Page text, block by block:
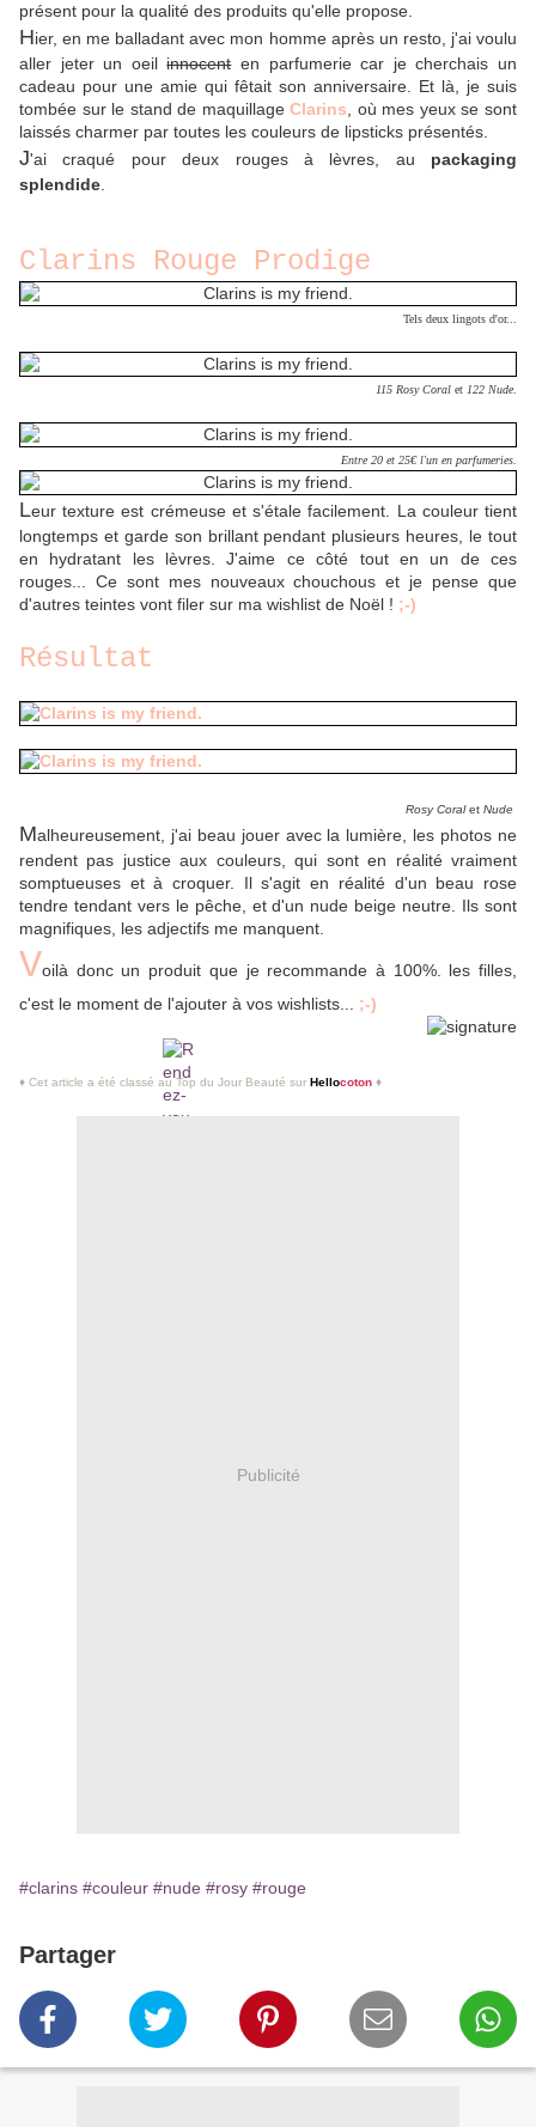
présent pour la qualité des produits qu'elle propose.
Hier, en me balladant avec mon homme après un resto, j'ai voulu
aller jeter un oeilinnocenten parfumerie car je cherchais un
cadeau pour une amie qui fêtait son anniversaire. Et là, je suis
tombée sur le stand de maquillageClarins , où mes yeux se sont
laissés charmer par toutes les couleurs de lipsticks présentés.
J'ai craqué pour deux rouges à lèvres, au packaging
splendide
Clarins Rouge Prodige
Tels deux lingots d'or...
115 Rosy Coral et 122 Nude
Entre 20 et 25€ l'un en parfumeries.
Leur texture est crémeuse et s'étale facilement. La couleur tient
longtemps et garde son brillant pendant plusieurs heures, le tout
en hydratant les lèvres. J'aime ce côté tout en un de ces
rouges... Ce sont mes nouveaux chouchous et je pense que
d'autres teintes vont filer sur ma wishlist de Noël ! ;-)
Résultat
Rosy Coralet Nude
Malheureusement, j'ai beau jouer avec la lumière, les photos ne
rendent pas justice aux couleurs, qui sont en réalité vraiment
somptueuses et à croquer. Il s'agit en réalité d'un beau rose
tendre tendant vers le pêche, et d'un nude beige neutre. Ils sont
magnifiques, les adjectifs me manquent.
Voilà donc un produit que je recommande à 100%. les filles,
c'est le moment de l'ajouter à vos wishlists... ;-)
♦ Cet article a été classé au Top du Jour Beauté sur Hellocoton ♦
Publicité
#clarins #couleur #nude #rosy #rouge
Partager